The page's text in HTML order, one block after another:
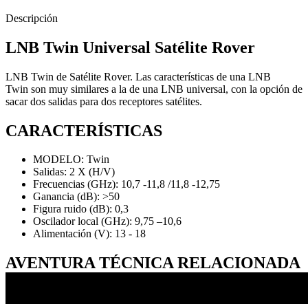
Descripción
LNB Twin Universal Satélite Rover
LNB Twin de Satélite Rover. Las características de una LNB
Twin son muy similares a la de una LNB universal, con la opción de
sacar dos salidas para dos receptores satélites.
CARACTERÍSTICAS
MODELO: Twin
Salidas: 2 X (H/V)
Frecuencias (GHz): 10,7 -11,8 /11,8 -12,75
Ganancia (dB): >50
Figura ruido (dB): 0,3
Oscilador local (GHz): 9,75 –10,6
Alimentación (V): 13 - 18
AVENTURA TÉCNICA RELACIONADA